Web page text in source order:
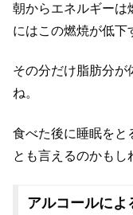
朝からエネルギーは
にはこの燃焼が低下
その分だけ脂肪分が
ね。
食べた後に睡眠をと
とも言えるのかもし
アルコールによ